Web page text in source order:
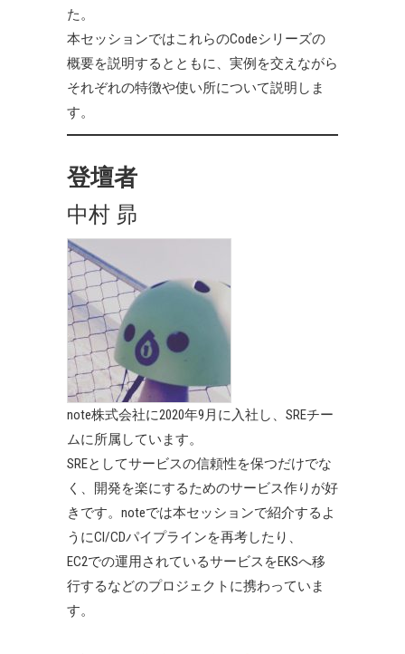
た。
本セッションではこれらのCodeシリーズの
概要を説明するとともに、実例を交えながら
それぞれの特徴や使い所について説明しま
す。
登壇者
中村 昴
note株式会社に2020年9月に入社し、SREチー
ムに所属しています。
SREとしてサービスの信頼性を保つだけでな
く、開発を楽にするためのサービス作りが好
きです。noteでは本セッションで紹介するよ
うにCI/CDパイプラインを再考したり、
EC2での運用されているサービスをEKSへ移
行するなどのプロジェクトに携わっていま
す。